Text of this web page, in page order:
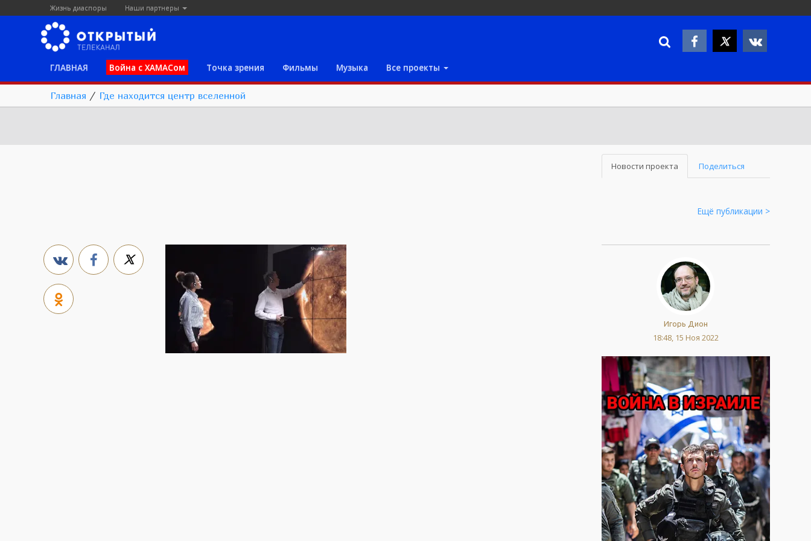
Жизнь диаспоры Наши партнеры
ГЛАВНАЯ Война с ХАМАСом Точка зрения Фильмы Музыка Все проекты
Главная / Где находится центр вселенной
Новости проекта Поделиться
Ещё публикации >
Игорь Дион
18:48, 15 Ноя 2022